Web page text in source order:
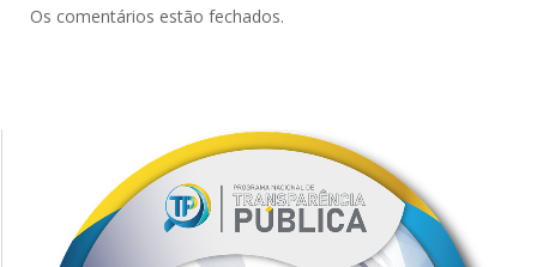
Os comentários estão fechados.